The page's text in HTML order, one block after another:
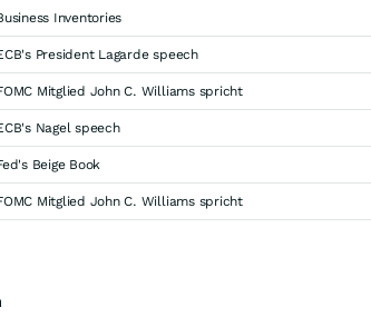
Inventories
President Lagarde speech
Mitglied John C. Williams spricht
Nagel speech
Beige Book
Mitglied John C. Williams spricht